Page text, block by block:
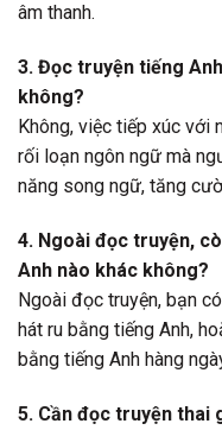
âm thanh.
3. Đọc truyện tiếng
không?
Không, việc tiếp xúc với
rối loạn ngôn ngữ mà
năng song ngữ, tăng
4. Ngoài đọc truyện,
Anh nào khác không?
Ngoài đọc truyện, bạn
hát ru bằng tiếng Anh,
bằng tiếng Anh hàng
5. Cần đọc truyện thai